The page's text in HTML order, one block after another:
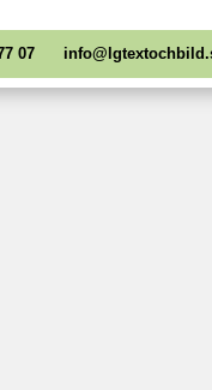
77 07